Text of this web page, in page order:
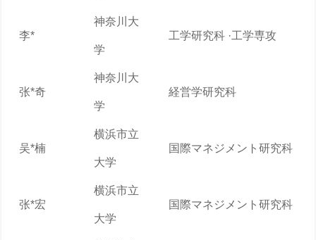
李*
神奈川大
学
工学研究科 ·工学専攻
张*奇
神奈川大
学
経営学研究科
吴*楠
横浜市立
大学
国際マネジメント研究科
张*宏
横浜市立
大学
国際マネジメント研究科